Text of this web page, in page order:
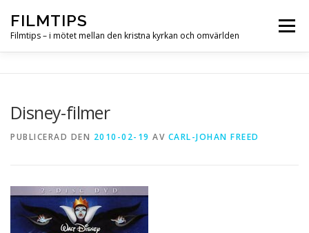
innehåll
FILMTIPS
Filmtips – i mötet mellan den kristna kyrkan och omvärlden
Meny
Disney-filmer
PUBLICERAD DEN 2010-02-19 AV CARL-JOHAN FREED